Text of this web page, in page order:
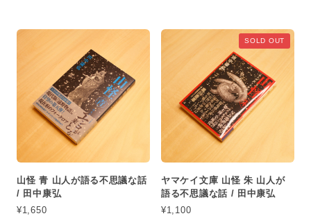
山怪 青 山人が語る不思議な話
/ 田中康弘
¥1,650
SOLD OUT
ヤマケイ文庫 山怪 朱 山人が
語る不思議な話 / 田中康弘
¥1,100